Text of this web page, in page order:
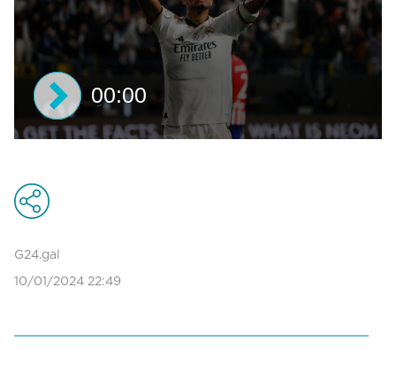
c
o
d
o
s
00:00
G24.gal
10/01/2024 22:49